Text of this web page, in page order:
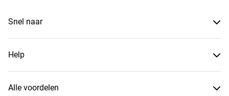
Snel naar
Help
Alle voordelen